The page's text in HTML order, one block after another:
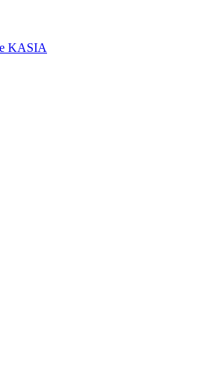
KASIA